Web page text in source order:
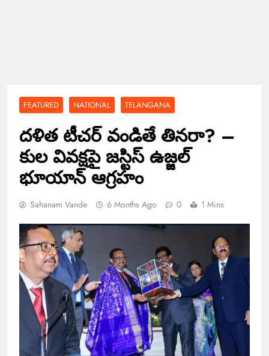
FEATURED NATIONAL TELANGANA
దళిత టీచర్‌ వండితే తినరా? –
కుల వివక్షపై జస్టిస్‌ ఉజ్జల్‌
భూయాన్‌ ఆగ్రహం
Sahanam Vande 6 Months Ago 0 1 Mins